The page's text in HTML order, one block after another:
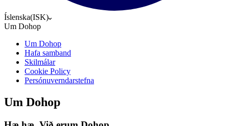
Íslenska(ISK)
Um Dohop
Um Dohop
Hafa samband
Skilmálar
Cookie Policy
Persónuverndarstefna
Um Dohop